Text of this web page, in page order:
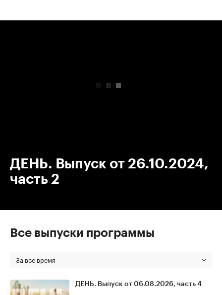
ДЕНЬ. Выпуск от 26.10.2024,
часть 2
Все выпуски программы
За все время
ДЕНЬ. Выпуск от 06.08.2026, часть 4